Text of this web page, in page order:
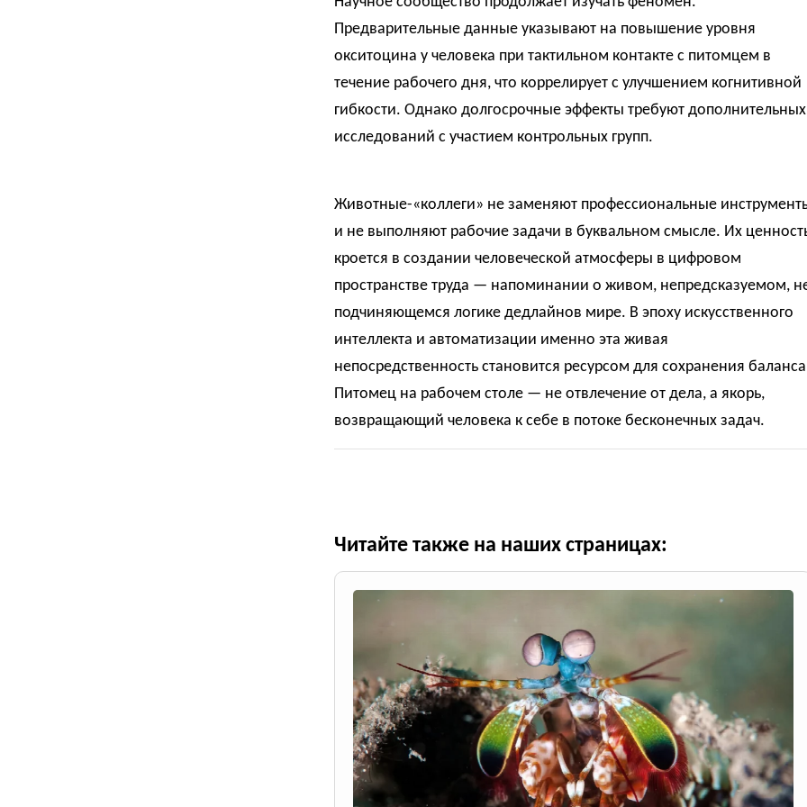
Предварительные данные указывают на повышение уровня
окситоцина у человека при тактильном контакте с питомцем в
течение рабочего дня, что коррелирует с улучшением когнитивной
гибкости. Однако долгосрочные эффекты требуют дополнительных
исследований с участием контрольных групп.
Животные-«коллеги» не заменяют профессиональные
и не выполняют рабочие задачи в буквальном смысле. Их
кроется в создании человеческой атмосферы в цифровом
пространстве труда — напоминании о живом, непредсказуемом,
подчиняющемся логике дедлайнов мире. В эпоху искусственного
интеллекта и автоматизации именно эта живая
непосредственность становится ресурсом для сохранения
Питомец на рабочем столе — не отвлечение от дела, а якорь,
возвращающий человека к себе в потоке бесконечных задач.
Читайте также на наших страницах: